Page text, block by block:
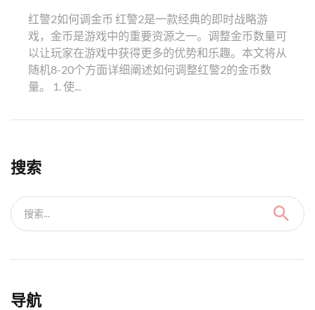
红警2如何调金币 红警2是一款经典的即时战略游
戏，金币是游戏中的重要资源之一。调整金币数量可
以让玩家在游戏中获得更多的优势和乐趣。本文将从
随机8-20个方面详细阐述如何调整红警2的金币数
量。 1. 使...
搜索
搜索...
导航